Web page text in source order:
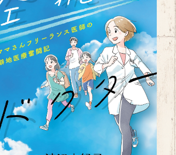
クター～ママさんフリーランス医師の僻地医療奮闘記～
¥1,760